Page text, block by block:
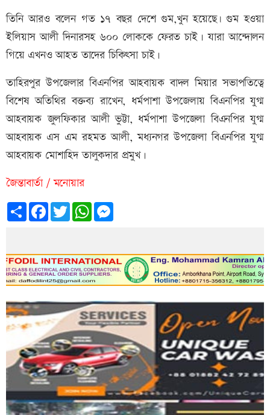
তিনি আরও বলেন গত ১৭ বছর দেশে গুম,খুন হয়েছে৷ গুম হওয়া
ইলিয়াস আলী দিনারসহ ৬০০ লোককে ফেরত চাই। যারা আন্দোলন
গিয়ে এখনও আহত তাদের চিকিৎসা চাই।
তাহিরপুর উপজেলার বিএনপির আহবায়ক বাদল মিয়ার সভাপতিত্বে
বিশেষ অতিথির বক্তব্য রাখেন, ধর্মপাশা উপজেলায় বিএনপির যুগ্ম
আহবায়ক জুলফিকার আলী ভুট্টা, ধর্মপাশা উপজেলা বিএনপির যুগ্ম
আহবায়ক এস এম রহমত আলী, মধ্যনগর উপজেলা বিএনপির যুগ্ম
আহবায়ক মোশাহিদ তালুকদার প্রমুখ।
জৈন্তাবার্তা / মনোয়ার
Share FacebookTwitterWhatsApp